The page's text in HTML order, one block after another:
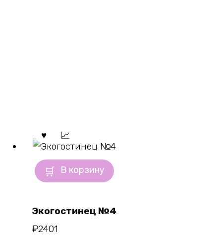
В корзину
Экогостинец №4
₽2401